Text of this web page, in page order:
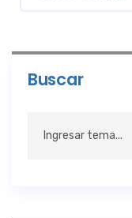
Buscar